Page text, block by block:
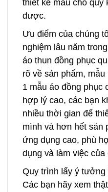
thiết kế mẫu cho quý
được.
Ưu điểm của chúng
nghiệm lâu năm
áo thun đồng phục
rõ về sản phẩm,
1 mẫu áo đồng phục
hợp lý cao, các bạn
nhiều thời gian để
mình và hơn hết sản
ứng dụng cao, phù
dụng và làm việc của
Quy trình lấy ý tưởng
Các bạn hãy xem